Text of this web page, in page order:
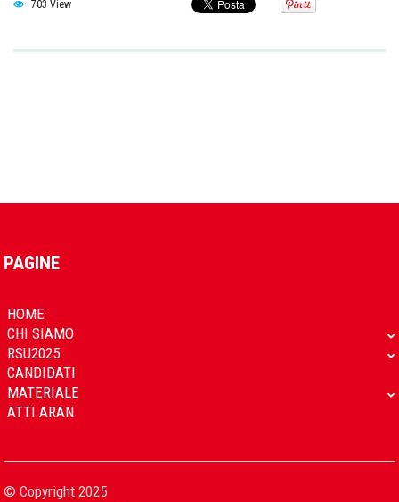
703 View
PAGINE
HOME
CHI SIAMO
RSU2025
CANDIDATI
MATERIALE
ATTI ARAN
© Copyright 2025